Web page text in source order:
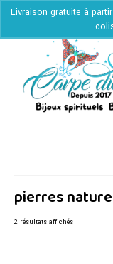
Livraison gratuite à
pierres
2 résultats affichésTrié